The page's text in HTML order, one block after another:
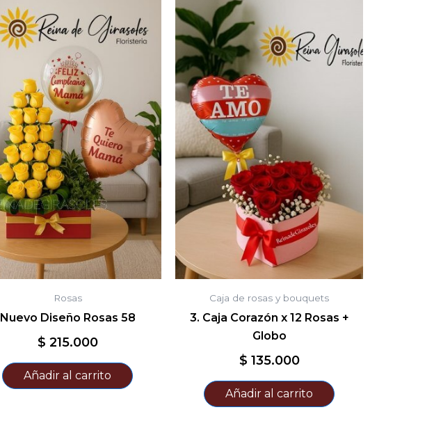
Rosas
Nuevo Diseño Rosas 58
$ 215.000
Añadir al carrito
Caja de rosas y bouquets
3. Caja Corazón x 12 Rosas +
Globo
$ 135.000
Añadir al carrito